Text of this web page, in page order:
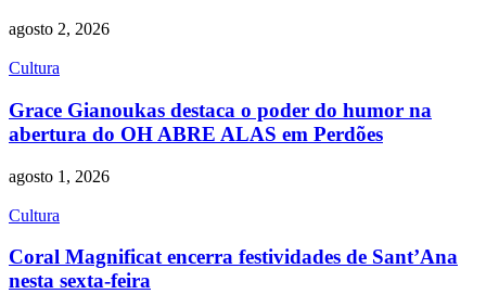
agosto 2, 2026
Cultura
Grace Gianoukas destaca o poder do humor na
abertura do OH ABRE ALAS em Perdões
agosto 1, 2026
Cultura
Coral Magnificat encerra festividades de Sant’Ana
nesta sexta-feira